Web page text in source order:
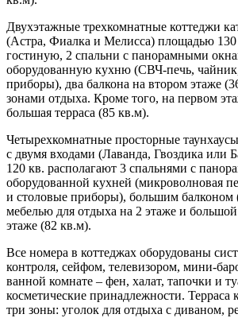
Двухэтажные трехкомнатные коттеджи
(Астра, Фиалка и Мелисса) площадью
гостиную, 2 спальни с панорамными
оборудованную кухню (СВЧ-печь,
приборы), два балкона на втором этаже
зонами отдыха. Кроме того, на первом
большая терраса (85 кв.м).
Четырехкомнатные просторные
с двумя входами (Лаванда, Гвоздика или
120 кв. располагают 3 спальнями с
оборудованной кухней (микроволновая
и столовые приборы), большим балконом
мебелью для отдыха на 2 этаже и
этаже (82 кв.м).
Все номера в коттеджах оборудованы
контроля, сейфом, телевизором, мини-
ванной комнате – фен, халат, тапочки и
косметические принадлежности. Терраса
три зоны: уголок для отдыха с диваном,